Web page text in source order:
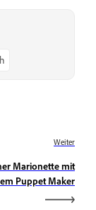
Weiter
Marionette mit
Puppet Maker